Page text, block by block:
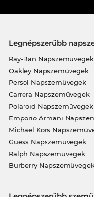
Legnépszerűbb
Ray-Ban Napszemüvegek
Oakley Napszemüvegek
Persol Napszemüvegek
Carrera Napszemüvegek
Polaroid Napszemüvegek
Emporio Armani
Michael Kors
Guess Napszemüvegek
Ralph Napszemüvegek
Burberry Napszemüvegek